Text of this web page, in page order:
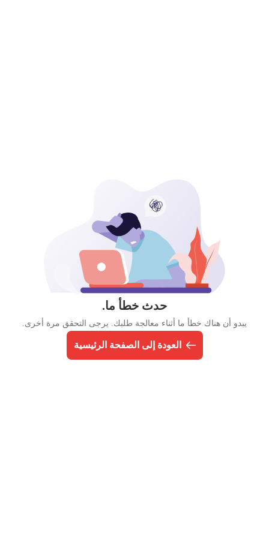
حدث خطأ ما.
يبدو أن هناك خطأ ما أثناء معالجة طلبك. يرجى التحقق مرة أخرى.
العودة إلى الصفحة الرئيسية